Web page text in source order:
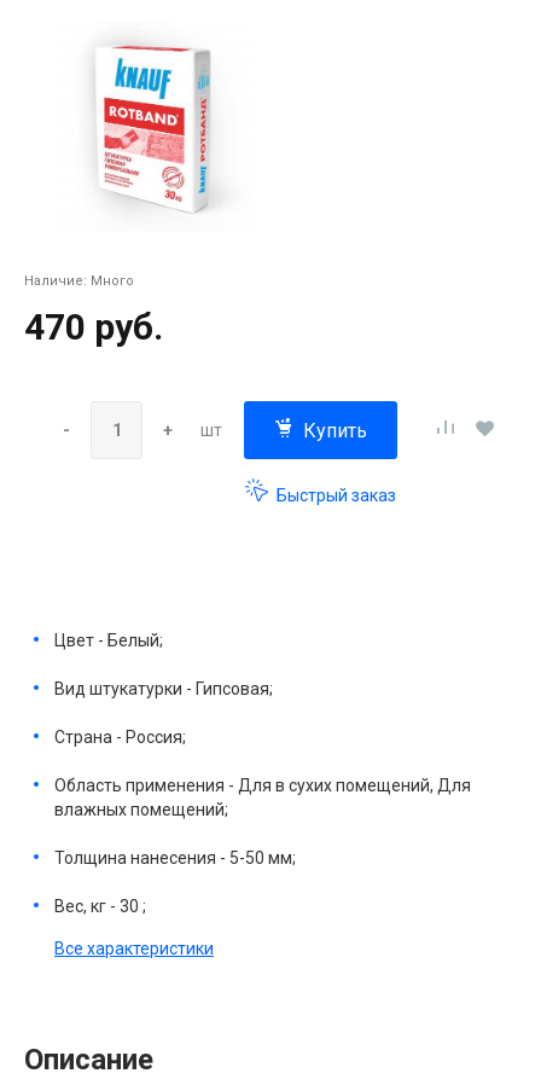
Наличие: Много
470 руб.
- + шт Купить
Быстрый заказ
Цвет - Белый;
Вид штукатурки - Гипсовая;
Страна - Россия;
Область применения - Для в сухих помещений, Для
влажных помещений;
Толщина нанесения - 5-50 мм;
Вес, кг - 30 ;
Все характеристики
Описание